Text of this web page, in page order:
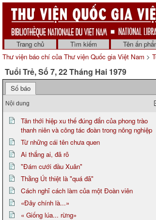
Trang chủ Tìm kiếm Tên ấn
Thư viện báo chí của Thư viện Quốc gia Việt Nam >
Tuổi Trẻ, Số 7, 22 Tháng Hai 1979
Số báo
Nội dung
Tân thới hiệp xu thế đúng đắn của phong trào
thanh niên và công tác đoàn trong nông nghiệp
Từ những cái tên chưa quen
Ai thắng ai, đã rõ
"Đám cưới đầu Xuân"
Thằng Út thiệt là "quá đã"
Cách nghĩ cách làm của một Đoàn viên
«Đây chính là...»
« Giống lúa... rừng»